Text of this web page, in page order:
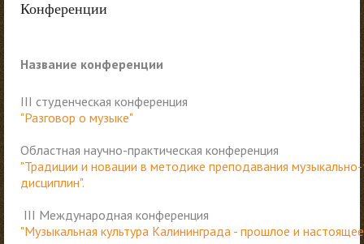
Конференции
Название конференции
III студенческая конференция
"Разговор о музыке"
Областная научно-практическая конференция
"Традиции и новации в методике преподавания
дисциплин".
III Международная конференция
"Музыкальная культура Калининграда - прошлое и